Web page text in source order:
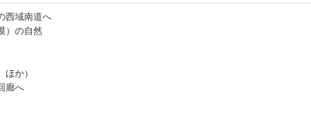
西域南道へ
）の自然
か）
廊へ